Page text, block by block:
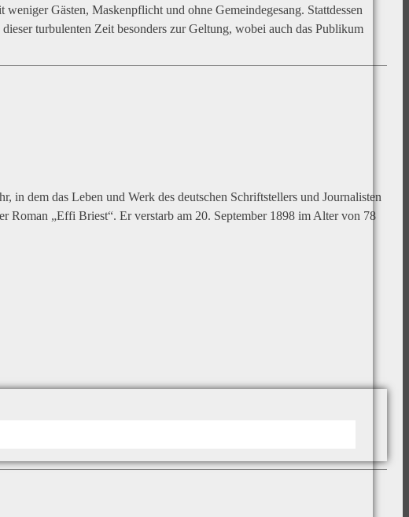
Gästen, Maskenpflicht und ohne Gemeindegesang. Stattdessen
turbulenten Zeit besonders zur Geltung, wobei auch das Publikum
in dem das Leben und Werk des deutschen Schriftstellers und Journalisten
Roman „Effi Briest“. Er verstarb am 20. September 1898 im Alter von 78